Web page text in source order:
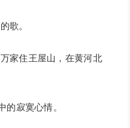
歌。
住王屋山，在黄河北
寂寞心情。